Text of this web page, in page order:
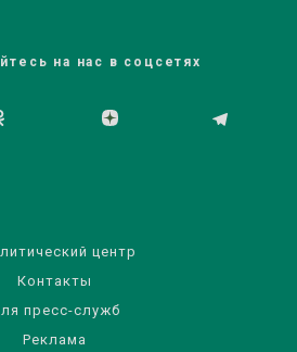
на нас в соцсетях
центр
Контакты
пресс-служб
Реклама